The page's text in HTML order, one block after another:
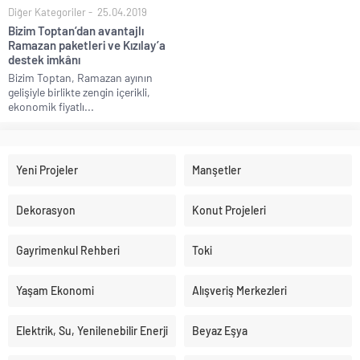
Diğer Kategoriler 25.04.2019
Bizim Toptan’dan avantajlı
Ramazan paketleri ve Kızılay’a
destek imkânı
Bizim Toptan, Ramazan ayının
gelişiyle birlikte zengin içerikli,
ekonomik fiyatlı...
Yeni Projeler Manşetler
Dekorasyon Konut Projeleri
Gayrimenkul Rehberi Toki
Yaşam Ekonomi Alışveriş Merkezleri
Elektrik, Su, Yenilenebilir Enerji Beyaz Eşya